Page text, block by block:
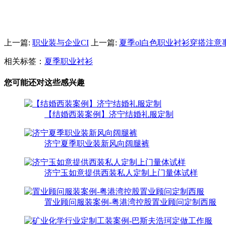
上一篇: 职业装与企业CI 上一篇: 夏季ol白色职业衬衫穿搭注意
相关标签： 夏季职业衬衫
您可能还对这些感兴趣
【结婚西装案例】济宁结婚礼服定制
济宁夏季职业装新风向阔腿裤
济宁玉如意提供西装私人定制上门量体试样
置业顾问服装案例-粤港湾控股置业顾问定制西服